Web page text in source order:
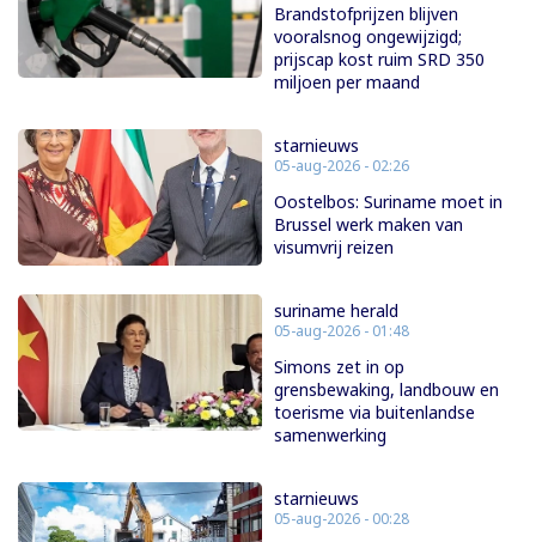
Brandstofprijzen blijven
vooralsnog ongewijzigd;
prijscap kost ruim SRD 350
miljoen per maand
starnieuws
05-aug-2026 - 02:26
Oostelbos: Suriname moet in
Brussel werk maken van
visumvrij reizen
suriname herald
05-aug-2026 - 01:48
Simons zet in op
grensbewaking, landbouw en
toerisme via buitenlandse
samenwerking
starnieuws
05-aug-2026 - 00:28